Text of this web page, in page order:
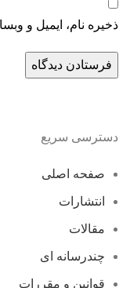
ذخیره نام، ایمیل و
دسترسی سریع
صفحه اصلی
انتشارات
مقالات
چندرسانه ای
قوانین و مقررات